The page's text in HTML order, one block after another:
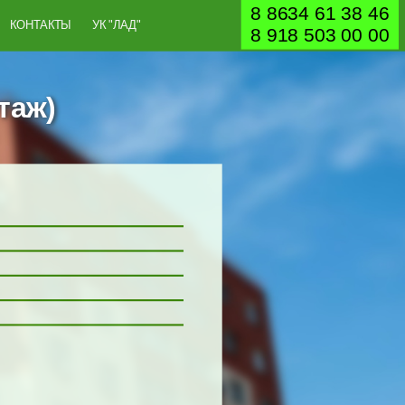
8 8634 61 38 46
8 918 503 00 00
КОНТАКТЫ УК "ЛАД"